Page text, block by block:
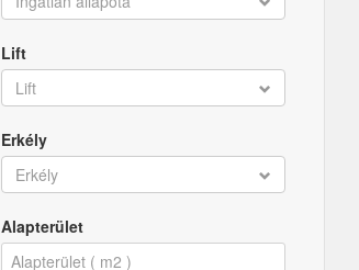
Lift
Lift
Erkély
Erkély
Alapterület